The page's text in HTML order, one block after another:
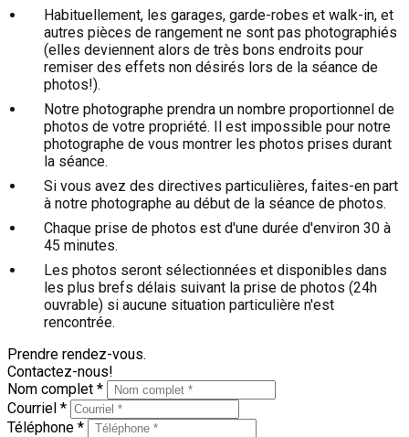
Habituellement, les garages, garde-robes et walk-in, et
autres pièces de rangement ne sont pas photographiés
(elles deviennent alors de très bons endroits pour
remiser des effets non désirés lors de la séance de
photos!).
Notre photographe prendra un nombre proportionnel de
photos de votre propriété. Il est impossible pour notre
photographe de vous montrer les photos prises durant
la séance.
Si vous avez des directives particulières, faites-en part
à notre photographe au début de la séance de photos.
Chaque prise de photos est d'une durée d'environ 30 à
45 minutes.
Les photos seront sélectionnées et disponibles dans
les plus brefs délais suivant la prise de photos (24h
ouvrable) si aucune situation particulière n'est
rencontrée.
Prendre rendez-vous.
Contactez-nous!
Nom complet *
Courriel *
Téléphone *